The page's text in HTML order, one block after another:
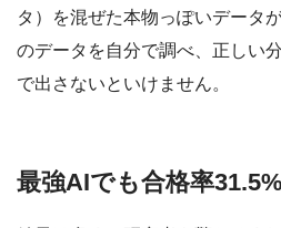
タ）を混ぜた本物っぽいデータ
のデータを自分で調べ、正しい
で出さないといけません。
最強AIでも合格率